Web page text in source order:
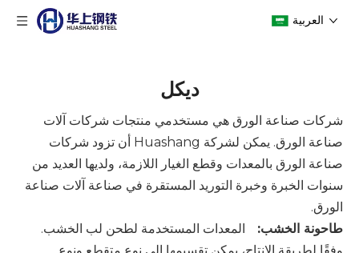
العربية
ديكل
شركات صناعة الورق هي مستخدمي منتجات شركات آلات
صناعة الورق. يمكن لشركة Huashang أن تزود شركات
صناعة الورق بالمعدات وقطع الغيار اللازمة، ولديها العديد من
سنوات الخبرة وخبرة التوريد المستقرة في صناعة آلات صناعة
الورق.
طاحونة الخشب: المعدات المستخدمة لطحن لب الخشب.